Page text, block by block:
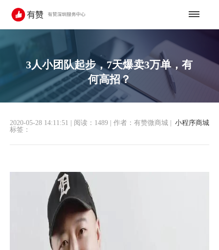
3人小团队起步，7天爆卖3万单，有
何高招？
小程序商城
2020-05-28 14:11:51 阅读：1489 作者：有赞微商城
标签：